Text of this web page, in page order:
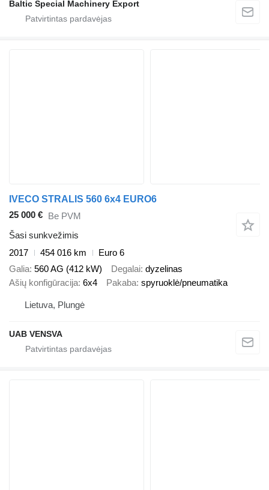
Baltic Special Machinery Export
IVECO STRALIS 560 6x4 EURO6
25 000 € Be PVM
Šasi sunkvežimis
2017
454 016 km
Euro 6
Galia 560 AG (412 kW) Degalai dyzelinas
Ašių konfigūracija 6x4 Pakaba spyruoklė/pneumatika
Lietuva, Plungė
UAB VENSVA